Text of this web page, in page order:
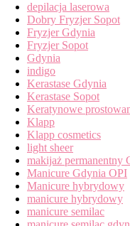
depilacja laserowa
Dobry Fryzjer Sopot
Fryzjer Gdynia
Fryzjer Sopot
Gdynia
indigo
Kerastase Gdynia
Kerastase Sopot
Keratynowe
Klapp
Klapp cosmetics
light sheer
makijaż permanentny
Manicure Gdynia OPI
Manicure hybrydowy
manicure hybrydowy
manicure semilac